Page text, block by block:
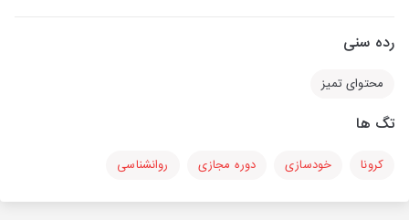
رده سنی
محتوای تمیز
تگ ها
کرونا خودسازی دوره مجازی روانشناسی